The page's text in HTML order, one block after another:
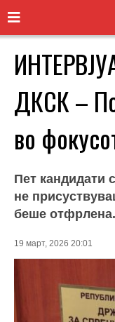
ДКСК –
во
Пет кандидати
не
беше отфрлена.
19 март, 2026 20:01